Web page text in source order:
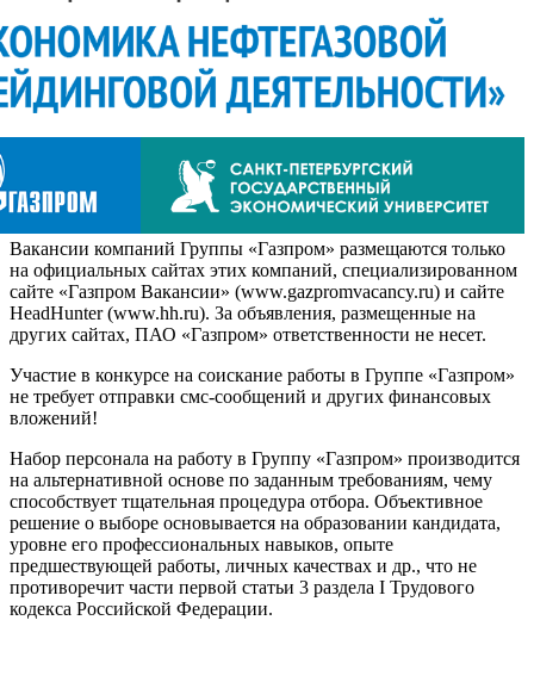
Вакансии компаний Группы «Газпром» размещаются только
на официальных сайтах этих компаний, специализированном
сайте «Газпром Вакансии» (www.gazpromvacancy.ru) и сайте
HeadHunter (www.hh.ru). За объявления, размещенные на
других сайтах, ПАО «Газпром» ответственности не несет.
Участие в конкурсе на соискание работы в Группе «Газпром»
не требует отправки смс-сообщений и других финансовых
вложений!
Набор персонала на работу в Группу «Газпром» производится
на альтернативной основе по заданным требованиям, чему
способствует тщательная процедура отбора. Объективное
решение о выборе основывается на образовании кандидата,
уровне его профессиональных навыков, опыте
предшествующей работы, личных качествах и др., что не
противоречит части первой статьи 3 раздела I Трудового
кодекса Российской Федерации.